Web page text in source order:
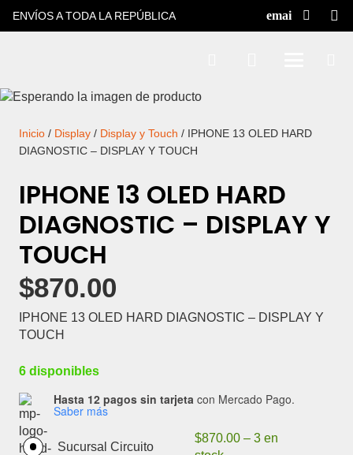
ENVÍOS A TODA LA REPÚBLICA
Inicio / Display / Display y Touch / IPHONE 13 OLED HARD
DIAGNOSTIC – DISPLAY Y TOUCH
IPHONE 13 OLED HARD
DIAGNOSTIC – DISPLAY Y
TOUCH
$870.00
IPHONE 13 OLED HARD DIAGNOSTIC – DISPLAY Y
TOUCH
6 disponibles
Hasta 12 pagos sin tarjeta con Mercado Pago.
Saber más
Sucursal Circuito
$870.00– 3 en